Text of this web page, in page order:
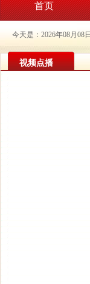
首页
今天是：2026年08月08
视频点播